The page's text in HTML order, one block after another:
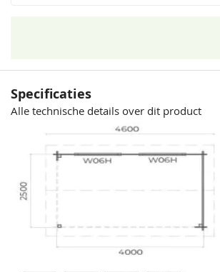
Specificaties
Alle technische details over dit product